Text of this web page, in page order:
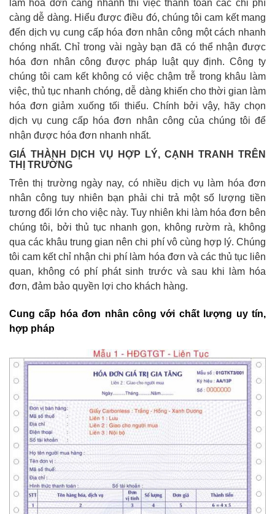
làm hóa đơn càng nhanh thì việc thanh toán các chi phí
càng dễ dàng. Hiểu được điều đó, chúng tôi cam kết mang
đến dịch vụ cung cấp hóa đơn nhân công một cách nhanh
chóng nhất. Chỉ trong vài ngày bạn đã có thể nhận được
hóa đơn nhân công được pháp luật quy định. Công ty
chúng tôi cam kết không có việc chậm trễ trong khâu làm
việc, thủ tục nhanh chóng, dễ dàng khiến cho thời gian làm
hóa đơn giảm xuống tối thiểu. Chính bởi vậy, hãy chọn
dịch vụ cung cấp hóa đơn nhân công của chúng tôi để
nhận được hóa đơn nhanh nhất.
GIÁ THÀNH DỊCH VỤ HỢP LÝ, CẠNH TRANH TRÊN
THỊ TRƯỜNG
Trên thị trường ngày nay, có nhiều dịch vụ làm hóa đơn
nhân công tuy nhiên bạn phải chi trả một số lượng tiền
tương đối lớn cho việc này. Tuy nhiên khi làm hóa đơn bên
chúng tôi, bởi thủ tục nhanh gọn, không rườm rà, không
qua các khâu trung gian nên chi phí vô cùng hợp lý. Chúng
tôi cam kết chỉ nhận chi phí làm hóa đơn và các thủ tục liên
quan, không có phí phát sinh trước và sau khi làm hóa
đơn, đảm bảo quyền lợi cho khách hàng.
Cung cấp hóa đơn nhân công với chất lượng uy tín,
hợp pháp